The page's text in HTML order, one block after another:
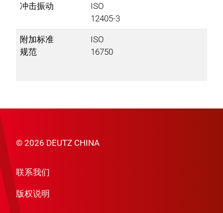
冲击振动
ISO
12405-3
附加标准
规范
ISO
16750​
© 2026 DEUTZ CHINA
联系我们
版权说明